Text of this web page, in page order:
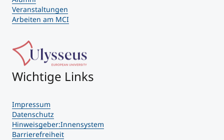
Veranstaltungen
Arbeiten am MCI
Wichtige Links
Impressum
Datenschutz
Hinweisgeber:Innensystem
Barrierefreiheit